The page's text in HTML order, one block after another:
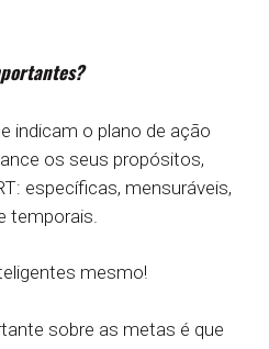
indicam o plano de ação
os seus propósitos,
específicas, mensuráveis,
temporais.
mesmo!
sobre as metas é que